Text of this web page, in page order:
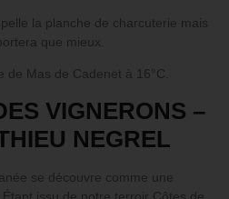
la planche de charcuterie mais
que mieux.
de Mas de Cadenet à 16°C.
VIGNERONS –
NEGREL
se découvre comme une
issu de notre terroir Côtes de